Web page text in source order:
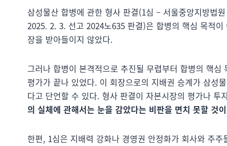
삼성물산 합병에 관한 형사 판결(1심 – 서울중앙지방법
2025. 2. 3. 선고 2024노635 판결)은 합병의 핵심 목적
장을 받아들이지 않았다.
그러나 합병이 본격적으로 추진될 무렵부터 합병의 핵
평가가 끝나 있었다. 이 회장으로의 지배권 승계가 삼성
다고 단언할 수 있다. 형사 판결이 자본시장의 평가나 투
의 실체에 관해서는 눈을 감았다는 비판을 면치 못할 것
한편, 1심은 지배력 강화나 경영권 안정화가 회사와 주